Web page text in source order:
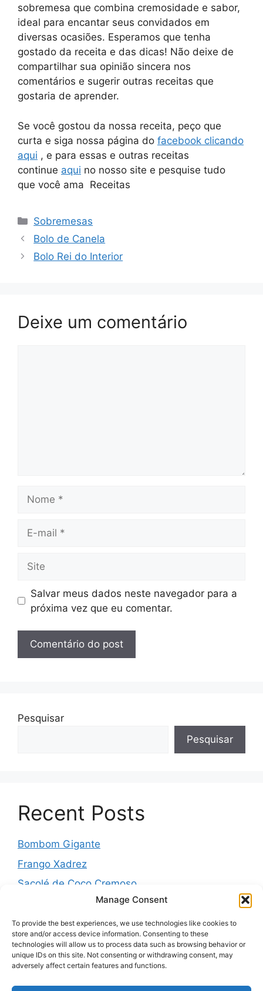
Manage Consent
To provide the best experiences, we use technologies like cookies to
store and/or access device information. Consenting to these
technologies will allow us to process data such as browsing behavior or
unique IDs on this site. Not consenting or withdrawing consent, may
adversely affect certain features and functions.
sobremesa que combina cremosidade e sabor,
ideal para encantar seus convidados em
diversas ocasiões. Esperamos que tenha
gostado da receita e das dicas! Não deixe de
compartilhar sua opinião sincera nos
comentários e sugerir outras receitas que
gostaria de aprender.
Se você gostou da nossa receita, peço que
curta e siga nossa página do facebook clicando
aqui , e para essas e outras receitas
continue aqui no nosso site e pesquise tudo
que você ama Receitas
Categorias
Sobremesas
Bolo de Canela
Bolo Rei do Interior
Deixe um comentário
mail
Salvar meus dados neste navegador para a
próxima vez que eu comentar.
Pesquisar
Pesquisar
Recent Posts
Bombom Gigante
Frango Xadrez
Sacolé de Coco Cremoso
Torta de cebola molhadinha
Pernil Assado com Laranja, Alho e Ervas